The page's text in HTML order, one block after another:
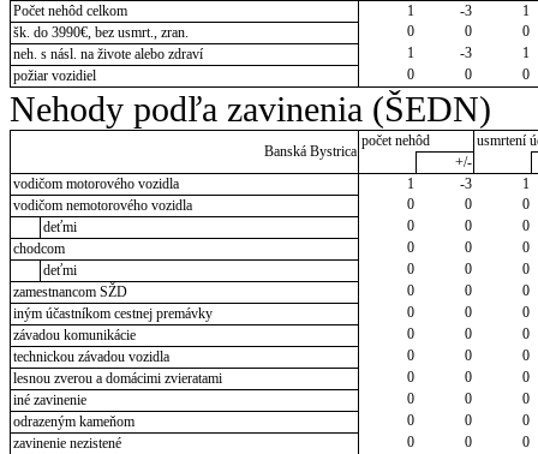
Počet nehôd celkom
1 -3
1
šk. do 3990€, bez usmrt., zran.
0 0
0
neh. s násl. na živote alebo zdraví
1 -3
1
požiar vozidiel
0 0 0
Nehody podľa zavinenia (ŠEDN)
Banská Bystrica
počet nehôd
usmrtení
+/-
vodičom motorového vozidla
1 -3
1
vodičom nemotorového vozidla
0 0
0
deťmi
0 0
0
chodcom
0 0
0
deťmi
0 0
0
zamestnancom SŽD
0 0
0
iným účastníkom cestnej premávky
0 0
0
závadou komunikácie
0 0
0
technickou závadou vozidla
0 0
0
lesnou zverou a domácimi zvieratami
0 0
0
iné zavinenie
0 0
0
odrazeným kameňom
0 0
0
zavinenie nezistené
0 0
0